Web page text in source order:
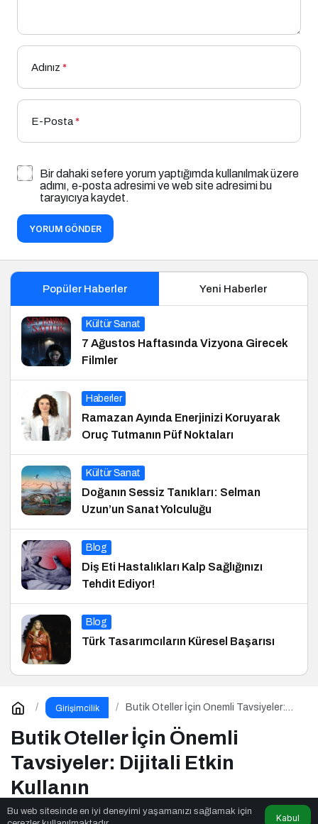
Adınız *
E-Posta*
Bir dahaki sefere yorum yaptığımda kullanılmak üzere
adımı, e-posta adresimi ve web site adresimi bu
tarayıcıya kaydet.
YORUM GÖNDER
Popüler Haberler Yeni Haberler
Kültür Sanat
7 Ağustos Haftasında Vizyona Girecek
Filmler
Haberler
Ramazan Ayında Enerjinizi Koruyarak
Oruç Tutmanın Püf Noktaları
Kültür Sanat
Doğanın Sessiz Tanıkları: Selman
Uzun’un Sanat Yolculuğu
Blog
Diş Eti Hastalıkları Kalp Sağlığınızı
Tehdit Ediyor!
Blog
Türk Tasarımcıların Küresel Başarısı
Girişimcilik
Butik Oteller İçin Önemli Tavsiyeler:
Butik Oteller İçin Önemli
Tavsiyeler: Dijitali Etkin
Kullanın
Bu web sitesinde en iyi deneyimi yaşamanızı sağlamak için
Kabul